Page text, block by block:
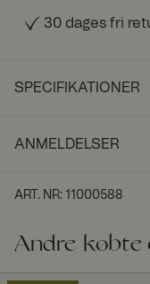
30 dages fri
SPECIFIKATIONER
ANMELDELSER
ART. NR: 11000588
Andre købte